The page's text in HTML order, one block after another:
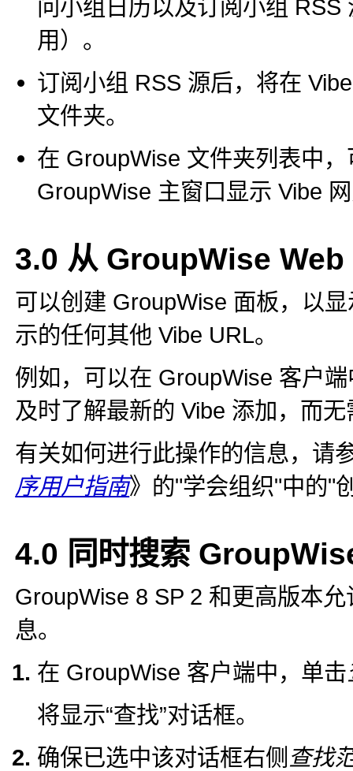
问小组日历以及订阅小组
用）。
订阅小组 RSS 源后，将在
文件夹。
在 GroupWise 文件夹列表中
GroupWise 主窗口显示 Vibe
3.0 从 GroupWise Web
可以创建 GroupWise 面板，以
示的任何其他 Vibe URL。
例如，可以在 GroupWise 客户
及时了解最新的 Vibe 添加，而
有关如何进行此操作的信息，请
序用户指南》的 学会组织 中的
4.0 同时搜索
GroupWise 8 SP 2 和更高版本
息。
在 GroupWise 客户端中，单击
将显示“查找”对话框。
确保已选中该对话框右侧 查找